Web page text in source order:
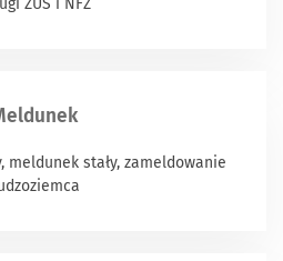
ZUS i NFZ
meldunek stały, zameldowanie